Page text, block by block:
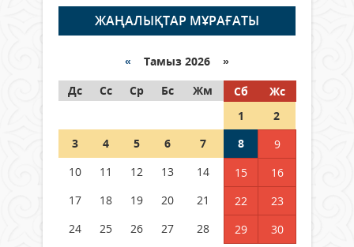
06 тамыз 2026 ж. 266
граждане Казахстана,
05 тамыз 2026 ж. 147
Шетелде жүрген Қазақстан
азаматтары қалай дауыс бере
ЖАҢАЛЫҚТАР МҰРАҒАТЫ
« Тамыз 2026 »
Дс
Сс Ср Бс Жм Сб
Жс
1
2
3
4 5 6 7 8
9
10
11 12 13 14 15
16
17
18 19 20 21 22
23
24
25 26 27 28 29
30